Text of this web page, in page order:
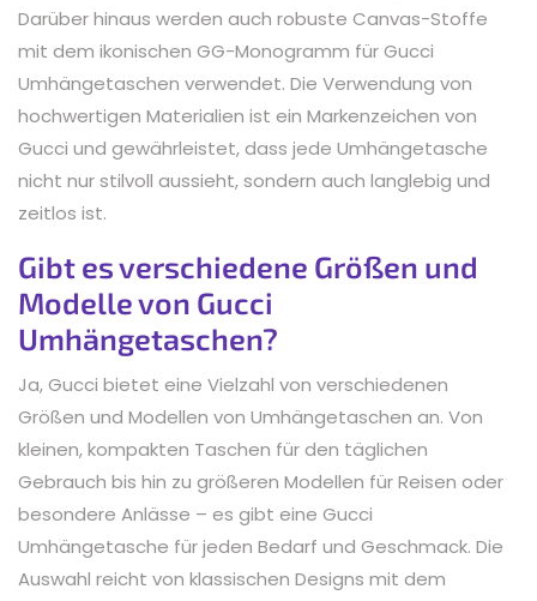
Darüber hinaus werden auch robuste Canvas-Stoffe
mit dem ikonischen GG-Monogramm für Gucci
Umhängetaschen verwendet. Die Verwendung von
hochwertigen Materialien ist ein Markenzeichen von
Gucci und gewährleistet, dass jede Umhängetasche
nicht nur stilvoll aussieht, sondern auch langlebig und
zeitlos ist.
Gibt es verschiedene Größen und
Modelle von Gucci
Umhängetaschen?
Ja, Gucci bietet eine Vielzahl von verschiedenen
Größen und Modellen von Umhängetaschen an. Von
kleinen, kompakten Taschen für den täglichen
Gebrauch bis hin zu größeren Modellen für Reisen oder
besondere Anlässe – es gibt eine Gucci
Umhängetasche für jeden Bedarf und Geschmack. Die
Auswahl reicht von klassischen Designs mit dem